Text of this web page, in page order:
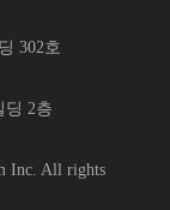
302호
딩 2층
Inc. All rights